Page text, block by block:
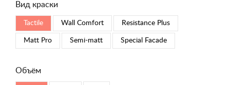
Вид краски
Tactile Wall Comfort Resistance Plus
Matt Pro Semi-matt Special Faсade
Объём